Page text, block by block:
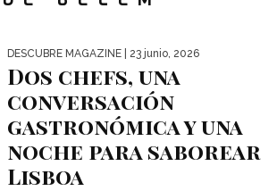
DESCUBRE MAGAZINE | 23 junio, 2026
Dos chefs, una
conversación
gastronómica y una
noche para saborear
Lisboa